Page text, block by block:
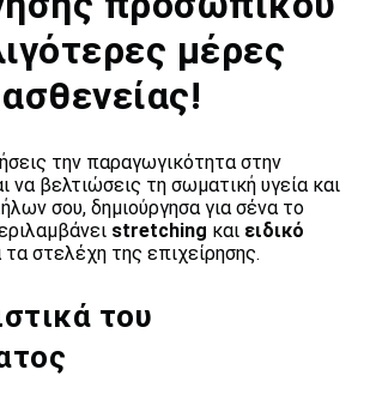
μέρες
ασθενείας!
την παραγωγικότητα στην
να βελτιώσεις τη σωματική υγεία και
σου, δημιούργησα για σένα το
stretching και ειδικό
τα στελέχη της επιχείρησης.
του